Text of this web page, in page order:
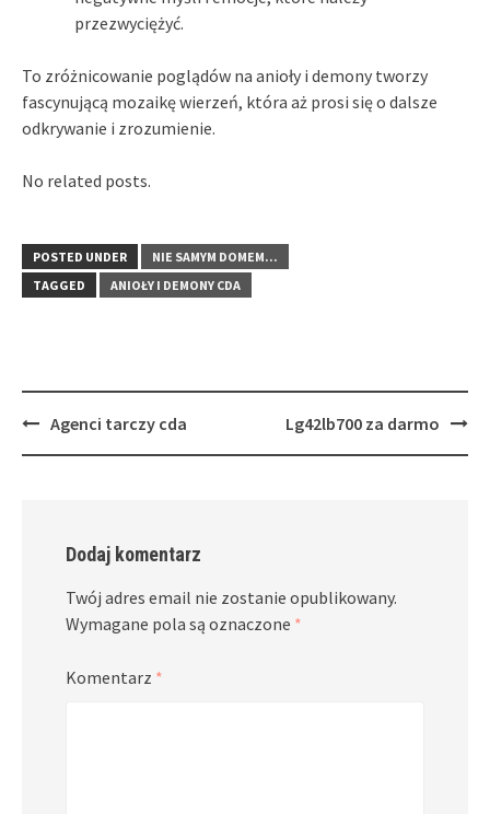
przezwyciężyć.
To zróżnicowanie poglądów na anioły i demony tworzy
fascynującą mozaikę wierzeń, która aż prosi się o dalsze
odkrywanie i zrozumienie.
No related posts.
POSTED UNDER
NIE SAMYM DOMEM...
TAGGED
ANIOŁY I DEMONY CDA
PostAgenci tarczy cda Lg42lb700 za darmo
Dodaj komentarz
Twój adres email nie zostanie opublikowany.
Wymagane pola są oznaczone *
Komentarz *